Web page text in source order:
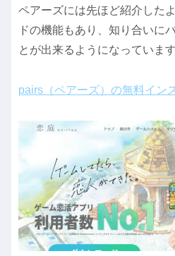
ペアーズには先ほど紹介した
ドの機能もあり、知り合いに
とが出来るようになっています
pairs（ペアーズ）の無料イン